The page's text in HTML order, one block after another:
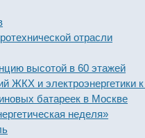
отрасли
в 60 этажей
и электроэнергетики к
батареек в Москве
неделя»